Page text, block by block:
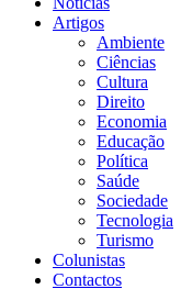
Artigos
Ambiente
Ciências
Cultura
Direito
Economia
Educação
Política
Saúde
Sociedade
Tecnologia
Turismo
Colunistas
Contactos